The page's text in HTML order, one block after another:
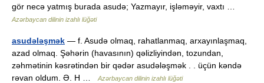
gör necə yatmış burada asudə; Yazmayır, işləməyir, vaxtı …
Azərbaycan dilinin izahlı lüğəti
asudələşmək — f. Asudə olmaq, rahatlanmaq, arxayınlaşmaq,
azad olmaq. Şəhərin (havasının) qəlizliyindən, tozundan,
zəhmətinin kəsrətindən bir qədər asudələşmək . . üçün kəndə
rəvan oldum. Ə. H …
Azərbaycan dilinin izahlı lüğəti